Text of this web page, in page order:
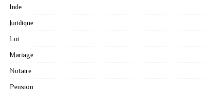
Inde
Juridique
Loi
Mariage
Notaire
Pension